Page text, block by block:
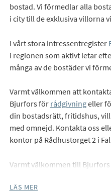
bostad. Vi förmedlar alla
i city till de exklusiva villorna
I vårt stora intressentregister
i regionen som aktivt letar
många av de bostäder vi
Varmt välkommen att
Bjurfors för rådgivningeller
din bostadsrätt, fritidshus,
med omnejd. Kontakta oss
kontor på Rådhustorget 2 i
Varmt välkommen till Bjurfors
LÄS MER